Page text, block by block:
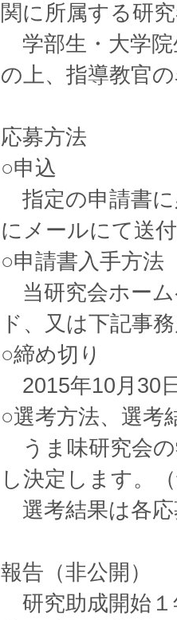
関に所属する研
学部生・大学院
の上、指導教官
応募方法
○申込
指定の申請書に
にメールにて送
○申請書入手方法
当研究会ホー
ド、又は下記事
○締め切り
2015年10月30
○選考方法、選考
うま味研究会の
し決定します。
選考結果は各応
報告（非公開）
研究助成開始１